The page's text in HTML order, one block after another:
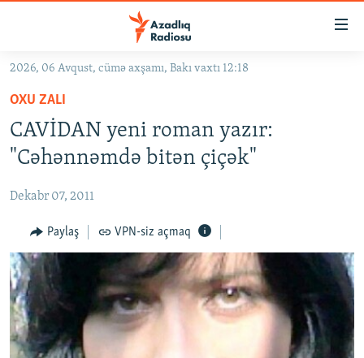
Əsas
qayıt
Əsas
naviqasiyaya
qayıt
Axtarışa
#İZAHLA
KORRUPSIOMETR
FƏRQƏ BAX
QANUNI DOĞRU
ARAŞDIRMA
MULTIMEDIA
VIDEO
FOTOQALEREYA
RADIO ARXIV
OXU ZALI
HAQQIMIZDA
2026, 06 Avqust, cümə axşamı, Bakı vaxtı 12:18
OXU ZALI
CAVİDAN yeni roman yazır:
"Cəhənnəmdə bitən çiçək"
Dekabr 07, 2011
Paylaş VPN-siz açmaq